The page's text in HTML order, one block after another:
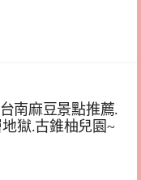
南麻豆景點推薦.
獄.古錐柚兒園~